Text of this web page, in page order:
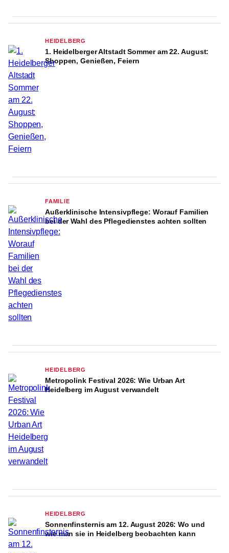
HEIDELBERG
1. Heidelberger Altstadt Sommer am 22. August:
Shoppen, Genießen, Feiern
FAMILIE
Außerklinische Intensivpflege: Worauf Familien
bei der Wahl des Pflegedienstes achten sollten
HEIDELBERG
Metropolink Festival 2026: Wie Urban Art
Heidelberg im August verwandelt
HEIDELBERG
Sonnenfinsternis am 12. August 2026: Wo und
wie man sie in Heidelberg beobachten kann